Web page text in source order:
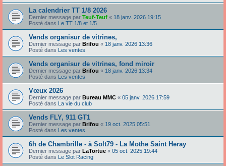
La calendrier TT 1/8 2026
Dernier message par Teuf-Teuf « 18 janv. 2026 19:15
Posté dans Le TT 1/8 et 1/5
Vends organisur de vitrines,
Dernier message par Brifou « 18 janv. 2026 13:36
Posté dans Les ventes
Vends organisur de vitrines, fond miroir
Dernier message par Brifou « 18 janv. 2026 13:34
Posté dans Les ventes
Vœux 2026
Dernier message par Bureau MMC « 05 janv. 2026 17:59
Posté dans La vie du club
Vends FLY, 911 GT1
Dernier message par Brifou « 19 oct. 2025 05:51
Posté dans Les ventes
6h de Chambrille - à Solt79 - La Mothe Saint Heray
Dernier message par LaTortue « 05 oct. 2025 19:44
Posté dans Le Slot Racing